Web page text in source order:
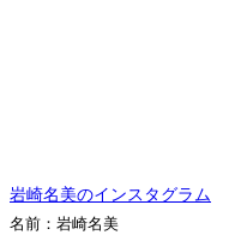
岩崎名美のインスタグラム
名前：岩崎名美